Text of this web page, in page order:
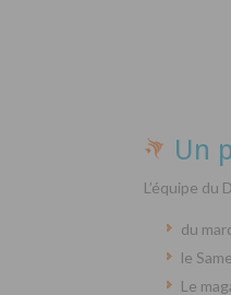
Un
L’équipe du
du
le
Le